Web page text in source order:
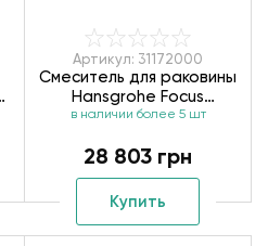
Артикул: 31172000
Смеситель для раковины
Hansgrohe Focus
31172000
в наличии более 5 шт
28 803 грн
Купить